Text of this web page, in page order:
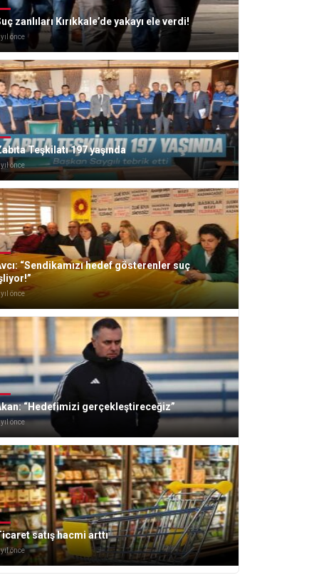
zanlıları Kırıkkale’de yakayı ele verdi!
önce
Teşkilatı 197 yaşında
önce
“Sendikamızı hedef gösterenler suç
önce
“Hedefimizi gerçekleştireceğiz”
önce
satış hacmi arttı
önce